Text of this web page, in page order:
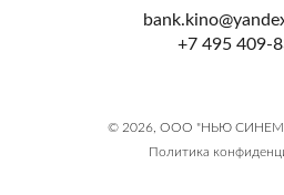
+7 495 409-
© 2026, ООО "НЬЮ
Политика